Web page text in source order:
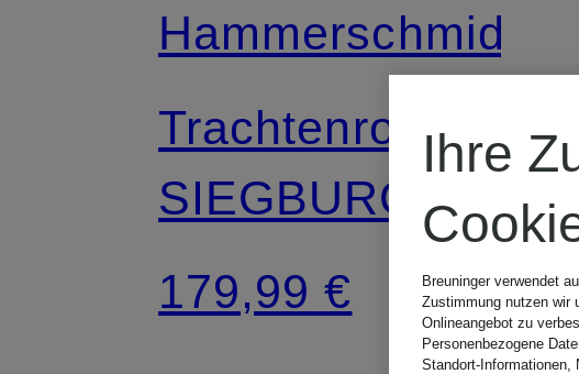
Hammerschmid
Trachtenrock
SIEGBURG
179,99 €
Ihre
Breuninger verwendet
Zustimmung nutzen wir
Onlineangebot zu
Personenbezogene
Standort-Informationen,